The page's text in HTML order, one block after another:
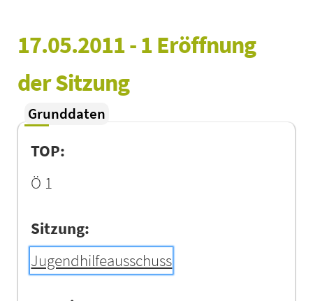
17.05.2011 - 1 Eröffnung
der Sitzung
Grunddaten
TOP:
Ö 1
Sitzung:
Jugendhilfeausschuss